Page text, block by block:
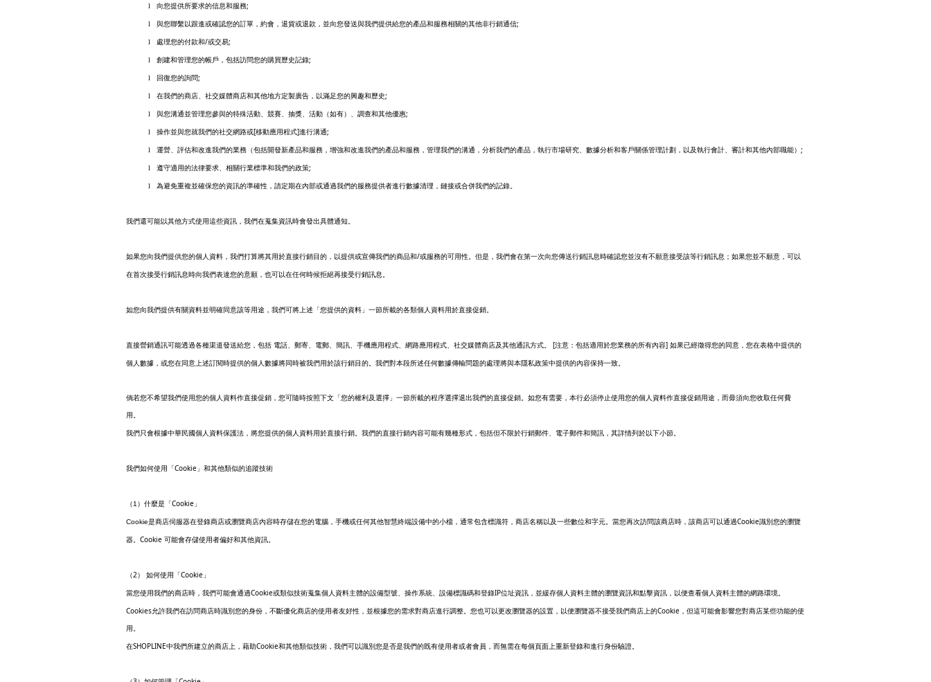
l 向您提供所要求的信息和服務;
l 與您聯繫以跟進或確認您的訂單，約會，退貨或退款，並向您發送與我們提供給您的產品和服務相關的其他非行銷通信;
l 處理您的付款和/或交易;
l 創建和管理您的帳戶，包括訪問您的購買歷史記錄;
l 回復您的詢問;
l 在我們的商店、社交媒體商店和其他地方定製廣告，以滿足您的興趣和歷史;
l 與您溝通並管理您參與的特殊活動、競賽、抽獎、活動（如有）、調查和其他優惠;
l 操作並與您就我們的社交網路或[移動應用程式]進行溝通;
l 運營、評估和改進我們的業務（包括開發新產品和服務，增強和改進我們的產品和服務，管理我們的溝通，分析我們的產品，執行市場研究、數據分析和客戶關係管理計劃，以及執行會計、審計和其他內部職能） ;
l 遵守適用的法律要求、相關行業標準和我們的政策;
l 為避免重複並確保您的資訊的準確性，請定期在內部或通過我們的服務提供者進行數據清理，鏈接或合併我們的記錄。
我們還可能以其他方式使用這些資訊，我們在蒐集資訊時會發出具體通知。
如果您向我們提供您的個人資料，我們打算將其用於直接行銷目的，以提供或宣傳我們的商品和/或服務的可用性。但是，我們會在第一次向您傳送行銷訊息時確認您並沒有不願意接受該等行銷訊息；如果您並不願意，可以
在首次接受行銷訊息時向我們表達您的意願，也可以在任何時候拒絕再接受行銷訊息。
如您向我們提供有關資料並明確同意該等用途，我們可將上述「您提供的資料」一節所載的各類個人資料用於直接促銷。
直接營銷通訊可能透過各種渠道發送給您，包括 電話、郵寄、電郵、簡訊、手機應用程式、網路應用程式、社交媒體商店及其他通訊方式。 [注意：包括適用於您業務的所有內容] 如果已經徵得您的同意，您在表格中提供的
個人數據，或您在同意上述訂閱時提供的個人數據將同時被我們用於該行銷目的。我們對本段所述任何數據傳輸問題的處理將與本隱私政策中提供的內容保持一致。
倘若您不希望我們使用您的個人資料作直接促銷，您可隨時按照下文「您的權利及選擇」一節所載的程序選擇退出我們的直接促銷。如您有需要，本行必須停止使用您的個人資料作直接促銷用途，而毋須向您收取任何費
用。
我們只會根據中華民國個人資料保護法，將您提供的個人資料用於直接行銷。我們的直接行銷內容可能有幾種形式，包括但不限於行銷郵件、電子郵件和簡訊，其詳情列於以下小節。
我們如何使用「Cookie 」和其他類似的追蹤技術
（1 ） 什麼是「Cookie 」
Cookie是商店伺服器在登錄商店或瀏覽商店內容時存儲在您的電腦，手機或任何其他智慧終端設備中的小檔，通常包含標識符，商店名稱以及一些數位和字元。當您再次訪問該商店時，該商店可以通過Cookie識別您的瀏覽
器。 Cookie 可能會存儲使用者偏好和其他資訊。
（2） 如何使用「Cookie 」
當您使用我們的商店時，我們可能會通過Cookie或類似技術蒐集個人資料主體的設備型號、操作系統、設備標識碼和登錄IP位址資訊，並緩存個人資料主體的瀏覽資訊和點擊資訊，以便查看個人資料主體的網路環境。
Cookies允許我們在訪問商店時識別您的身份，不斷優化商店的使用者友好性，並根據您的需求對商店進行調整。您也可以更改瀏覽器的設置，以便瀏覽器不接受我們商店上的Cookie ，但這可能會影響您對商店某些功能的使
用。
在SHOPLINE中我們所建立的商店上，藉助Cookie和其他類似技術，我們可以識別您是否是我們的既有使用者或者會員，而無需在每個頁面上重新登錄和進行身份驗證。